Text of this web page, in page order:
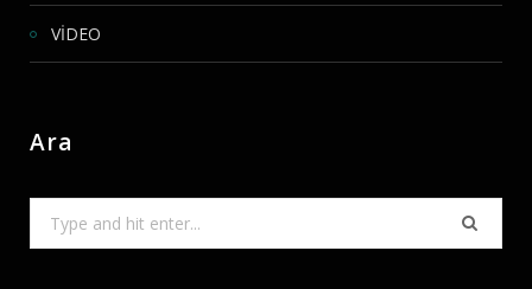
VİDEO
Ara